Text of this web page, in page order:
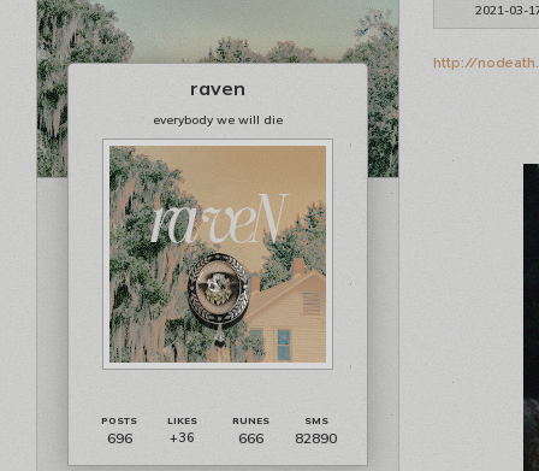
2021-03-
raven
everybody we will die
696 +36 666 82890
http://